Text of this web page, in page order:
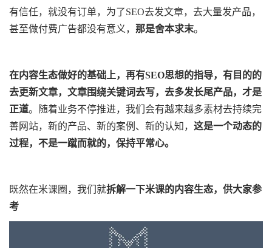
有信任，就没有订单，为了SEO去发文章，去大量发产品，
甚至做付费广告都没有意义， 那是舍本求末。
在内容生态做好的基础上，再有SEO思想的指导，有目的的
去更新文章，文章围绕关键词去写，去多发长尾产品，才是
正道。随着业务不停推进，我们会有越来越多素材去持续完
善网站，新的产品、新的案例、新的认知， 这是一个动态的
过程，不是一蹴而就的，保持平常心。
既然在米课圈，我们就拆解一下米课的内容生态，供大家参
考